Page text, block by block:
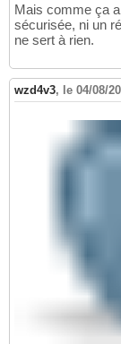
Mais comme ça
sécurisée, ni un
ne sert à rien.
wzd4v3, le 04/08/